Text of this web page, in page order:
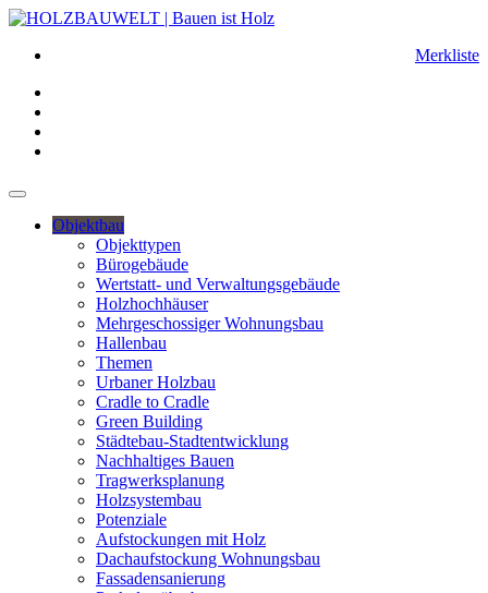
Merkliste
Objektbau
Objekttypen
Bürogebäude
Wertstatt- und Verwaltungsgebäude
Holzhochhäuser
Mehrgeschossiger Wohnungsbau
Hallenbau
Themen
Urbaner Holzbau
Cradle to Cradle
Green Building
Städtebau-Stadtentwicklung
Nachhaltiges Bauen
Tragwerksplanung
Holzsystembau
Potenziale
Aufstockungen mit Holz
Dachaufstockung Wohnungsbau
Fassadensanierung